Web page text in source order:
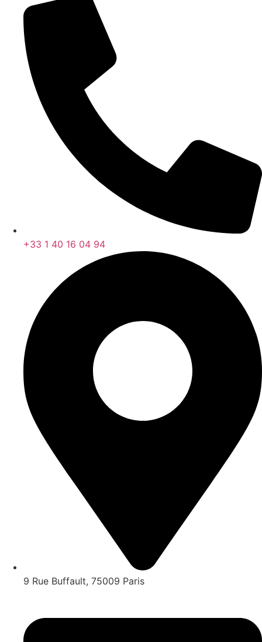
+33 1 40 16 04 94
9 Rue Buffault, 75009 Paris